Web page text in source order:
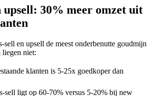
upsell: 30% meer omzet uit
sell en upsell de meest onderbenutte goudmijn
liegen niet:
klanten is 5-25x goedkoper dan
sell ligt op 60-70% versus 5-20% bij new